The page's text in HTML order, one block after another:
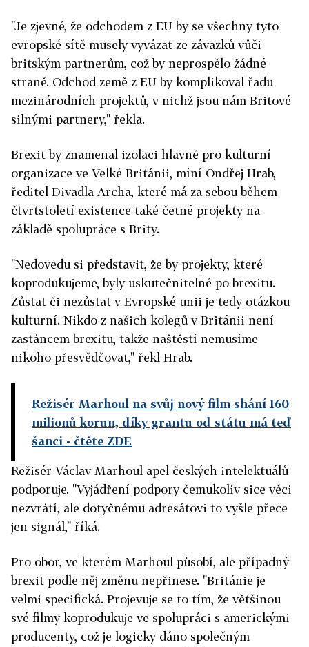
"Je zjevné, že odchodem z EU by se všechny tyto
evropské sítě musely vyvázat ze závazků vůči
britským partnerům, což by neprospělo žádné
straně. Odchod země z EU by komplikoval řadu
mezinárodních projektů, v nichž jsou nám Britové
silnými partnery," řekla.
Brexit by znamenal izolaci hlavně pro kulturní
organizace ve Velké Británii, míní Ondřej Hrab,
ředitel Divadla Archa, které má za sebou během
čtvrtstoletí existence také četné projekty na
základě spolupráce s Brity.
"Nedovedu si představit, že by projekty, které
koprodukujeme, byly uskutečnitelné po brexitu.
Zůstat či nezůstat v Evropské unii je tedy otázkou
kulturní. Nikdo z našich kolegů v Británii není
zastáncem brexitu, takže naštěstí nemusíme
nikoho přesvědčovat," řekl Hrab.
Režisér Marhoul na svůj nový film shání 160
milionů korun, díky grantu od státu má teď
šanci - čtěte ZDE
Režisér Václav Marhoul apel českých intelektuálů
podporuje. "Vyjádření podpory čemukoliv sice věci
nezvrátí, ale dotyčnému adresátovi to vyšle přece
jen signál," říká.
Pro obor, ve kterém Marhoul působí, ale případný
brexit podle něj změnu nepřinese. "Británie je
velmi specifická. Projevuje se to tím, že většinou
své filmy koprodukuje ve spolupráci s americkými
producenty, což je logicky dáno společným